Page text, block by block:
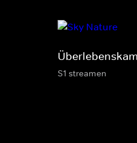
S1 streamen